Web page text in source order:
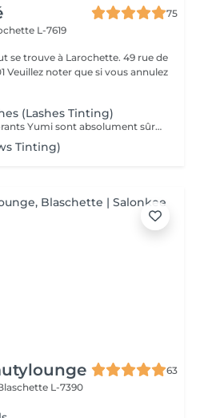
75
L-7619
se trouve à Larochette. 49 rue de
(Lashes Tinting)
Coloration des cils Les colorants Yumi sont absolument sûrs et idéaux pour une coloration douce et durable des cils. Les pointes des cils chez 90 pour cent des personnes sont transparentes et incolores ; en raison de leur coloration, les cils deviennent plus longs et beaucoup... arrêtent d'utiliser du mascara décoratif. La palette de couleurs Yumi se décline en 5 teintes: noir myrtille, noir profond, graphite, marron foncé et marron clair. En les mélangeant, vous pourrez parfaitement assortir le type de couleur et mettre en valeur la beauté de vos yeux.
Tinting)
63
L-7390